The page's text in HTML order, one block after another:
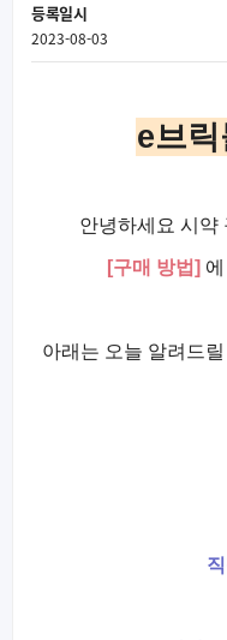
등록일시
2023-08-03
e브릭
안녕하세요 시약
[구매 방법]
아래는 오늘 알려드릴